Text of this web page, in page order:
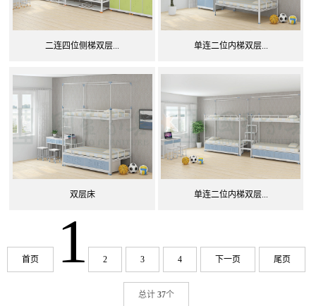
二连四位侧梯双层... 单连二位内梯双层...
双层床 单连二位内梯双层...
首页 1 2 3 4 下一页 尾页
总计 37个